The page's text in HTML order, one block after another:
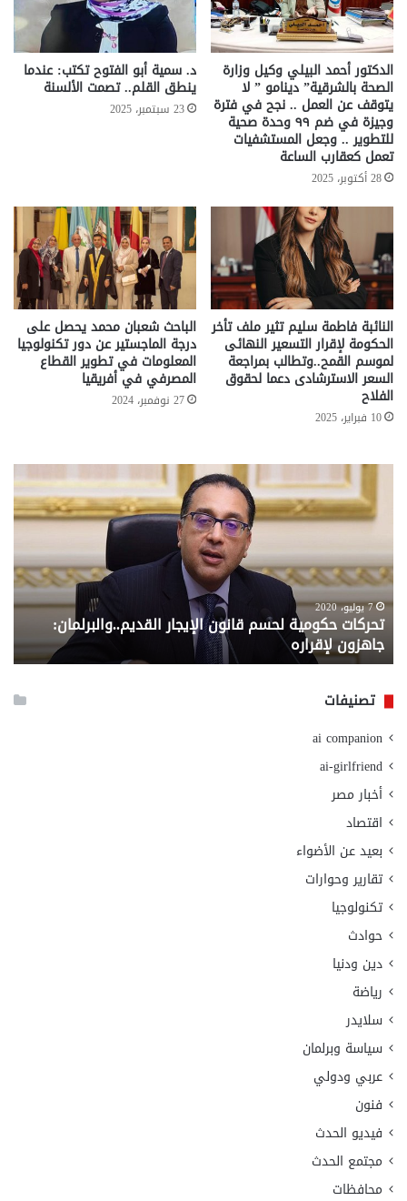
الدكتور أحمد البيلي وكيل وزارة
الصحة بالشرقية” دينامو ” لا
يتوقف عن العمل .. نجح في فترة
وجيزة في ضم ٩٩ وحدة صحية
للتطوير .. وجعل المستشفيات
تعمل كعقارب الساعة
28 أكتوبر، 2025
د. سمية أبو الفتوح تكتب: عندما
ينطق القلم.. تصمت الألسنة
23 سبتمبر، 2025
النائبة فاطمة سليم تثير ملف تأخر
الحكومة لإقرار التسعير النهائى
لموسم القمح..وتطالب بمراجعة
السعر الاسترشادى دعما لحقوق
الفلاح
10 فبراير، 2025
الباحث شعبان محمد يحصل على
درجة الماجستير عن دور تكنولوجيا
المعلومات في تطوير القطاع
المصرفي في أفريقيا
27 نوفمبر، 2024
تحركات
حكومية
لحسم
قانون
القديم..والبرلمان:
جاهزون
لإقراره
7 يوليو، 2020
تحركات حكومية لحسم قانون الإيجار القديم..والبرلمان:
جاهزون لإقراره
..
من
تصنيفات
ai companion
ai-girlfriend
أخبار مصر
اقتصاد
بعيد عن الأضواء
تقارير وحوارات
تكنولوجيا
حوادث
دين ودنيا
رياضة
سلايدر
سياسة وبرلمان
عربي ودولي
فنون
فيديو الحدث
مجتمع الحدث
محافظات